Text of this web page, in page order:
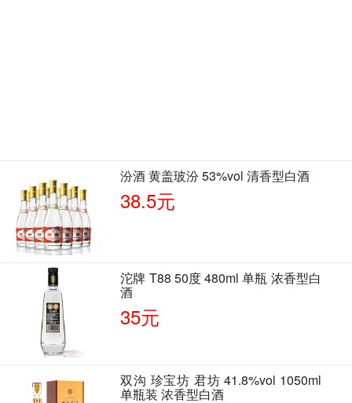
汾酒 黄盖玻汾 53%vol 清香型白酒
38.5元
沱牌 T88 50度 480ml 单瓶 浓香型白
酒
35元
双沟 珍宝坊 君坊 41.8%vol 1050ml
单瓶装 浓香型白酒